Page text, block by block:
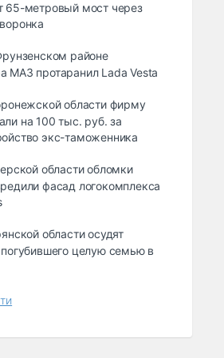
65-метровый мост через
районе
МАЗ протаранил Lada Vesta
области фирму
на 100 тыс. руб. за
экс-таможенника
области обломки
фасад логокомплекса
области осудят
погубившего целую семью в